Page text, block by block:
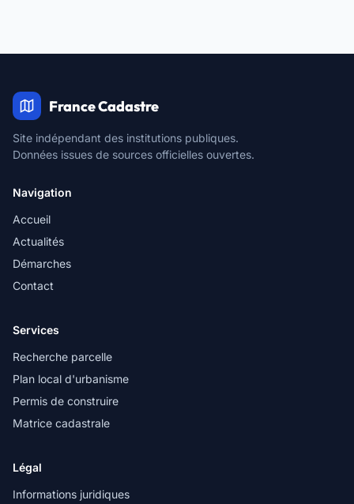
France Cadastre
Site indépendant des institutions publiques.
Données issues de sources officielles ouvertes.
Navigation
Accueil
Actualités
Démarches
Contact
Services
Recherche parcelle
Plan local d'urbanisme
Permis de construire
Matrice cadastrale
Légal
Informations juridiques